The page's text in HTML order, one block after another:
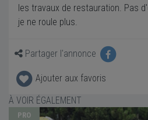
les travaux de restauration. Pas
je ne roule plus.
Partager l'annonce
Ajouter aux favoris
À VOIR ÉGALEMENT
PRO